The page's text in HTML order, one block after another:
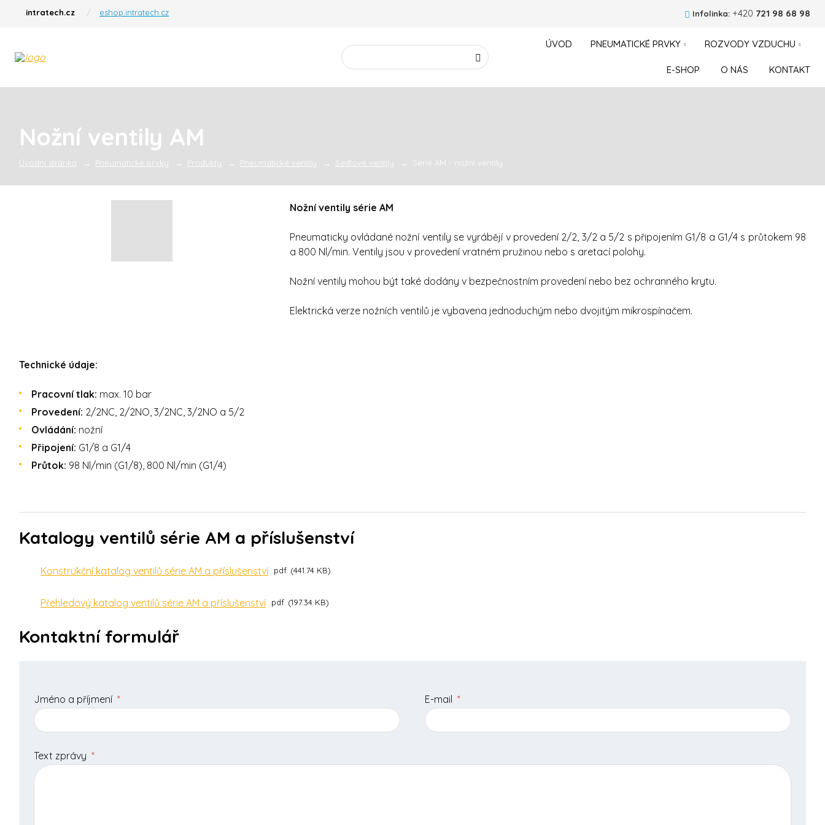
intratech.cz eshop.intratech.cz Infolinka: +420 721 98 68 98
Vyhledávání Hledat
ÚVOD PNEUMATICKÉ PRVKY ROZVODY VZDUCHU
E-SHOP O NÁS KONTAKT
Nožní ventily AM
Úvodní stránka Pneumatické prvky Produkty Pneumatické ventily Sedlové ventily Série AM - nožní ventily
Nožní ventily série AM
Pneumaticky ovládané nožní ventily se vyrábějí v provedení 2/2, 3/2 a 5/2 s připojením G1/8 a G1/4 s průtokem 98
a 800 Nl/min. Ventily jsou v provedení vratném pružinou nebo s aretací polohy.
Nožní ventily mohou být také dodány v bezpečnostním provedení nebo bez ochranného krytu.
Elektrická verze nožních ventilů je vybavena jednoduchým nebo dvojitým mikrospínačem.
Technické údaje:
Pracovní tlak: max. 10 bar
Provedení: 2/2NC, 2/2NO, 3/2NC, 3/2NO a 5/2
Ovládání: nožní
Připojení: G1/8 a G1/4
Průtok: 98 Nl/min (G1/8), 800 Nl/min (G1/4)
Katalogy ventilů série AM a příslušenství
Konstrukční katalog ventilů série AM a příslušenství pdf 441.74 KB
Přehledový katalog ventilů série AM a příslušenství pdf 197.34 KB
Kontaktní formulář
Jméno a příjmení * E-mail *
Text zprávy *